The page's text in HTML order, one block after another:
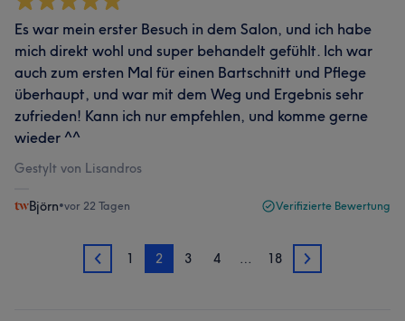
Es war mein erster Besuch in dem Salon, und ich habe
mich direkt wohl und super behandelt gefühlt. Ich war
auch zum ersten Mal für einen Bartschnitt und Pflege
überhaupt, und war mit dem Weg und Ergebnis sehr
zufrieden! Kann ich nur empfehlen, und komme gerne
wieder ^^
Gestylt von Lisandros
Björn•vor 22 Tagen Verifizierte Bewertung
1 1 2 3 4 … 18 3